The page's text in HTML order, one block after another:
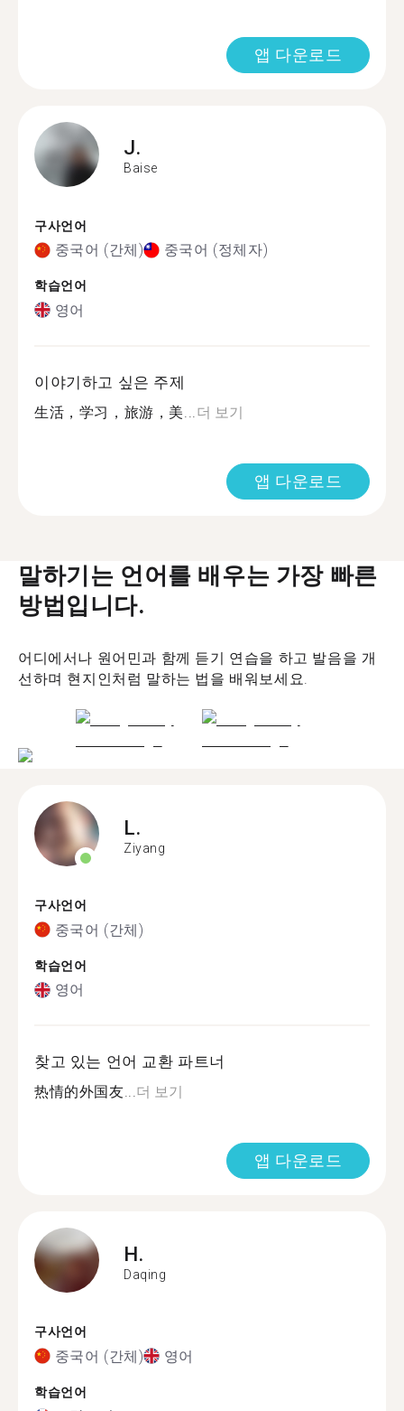
앱 다운로드
J.
Baise
구사언어
중국어 (간체) 중국어 (정체자)
학습언어
영어
이야기하고 싶은 주제
生活，学习，旅游，美... 더 보기
앱 다운로드
말하기는 언어를 배우는 가장 빠른
방법입니다.
어디에서나 원어민과 함께 듣기 연습을 하고 발음을 개
선하며 현지인처럼 말하는 법을 배워보세요.
L.
Ziyang
구사언어
중국어 (간체)
학습언어
영어
찾고 있는 언어 교환 파트너
热情的外国友...더 보기
앱 다운로드
H.
Daqing
구사언어
중국어 (간체) 영어
학습언어